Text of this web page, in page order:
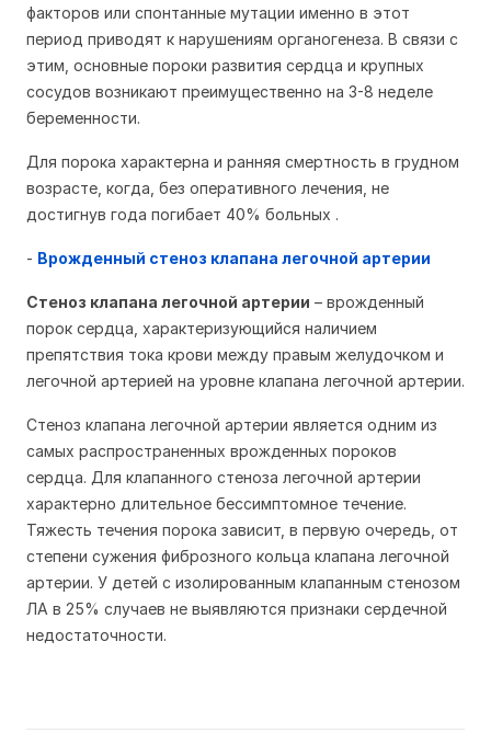
факторов или спонтанные мутации именно в этот
период приводят к нарушениям органогенеза. В связи с
этим, основные пороки развития сердца и крупных
сосудов возникают преимущественно на 3-8 неделе
беременности.
Для порока характерна и ранняя смертность в грудном
возрасте, когда, без оперативного лечения, не
достигнув года погибает 40% больных .
- Врожденный стеноз клапана легочной артерии
Стеноз клапана легочной артерии – врожденный
порок сердца, характеризующийся наличием
препятствия тока крови между правым желудочком и
легочной артерией на уровне клапана легочной артерии.
Стеноз клапана легочной артерии является одним из
самых распространенных врожденных пороков
сердца. Для клапанного стеноза легочной артерии
характерно длительное бессимптомное течение.
Тяжесть течения порока зависит, в первую очередь, от
степени сужения фиброзного кольца клапана легочной
артерии. У детей с изолированным клапанным стенозом
ЛА в 25% случаев не выявляются признаки сердечной
недостаточности.